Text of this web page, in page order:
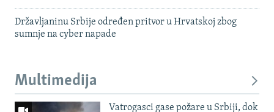
Državljaninu Srbije određen pritvor u Hrvatskoj zbog
sumnje na cyber napade
Multimedija
Vatrogasci gase požare u Srbiji, dok